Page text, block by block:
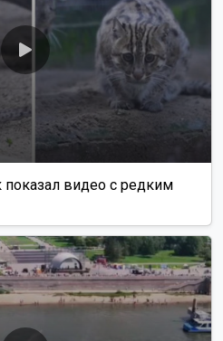
показал видео с редким